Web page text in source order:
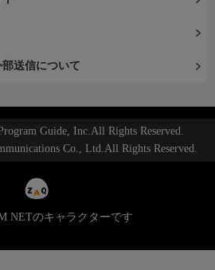
送信について
Guide, Inc.All Rights Reserved.
Co., Ltd.All Rights Reserved.
NETのキャラクターです